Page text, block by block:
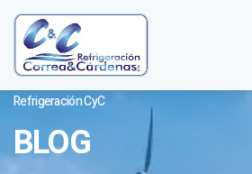
Refrigeración CyC
BLOG